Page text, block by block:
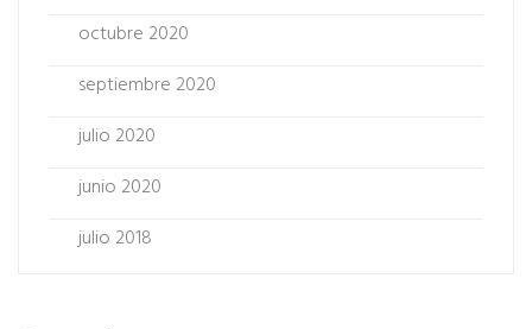
octubre 2020
septiembre 2020
julio 2020
junio 2020
julio 2018